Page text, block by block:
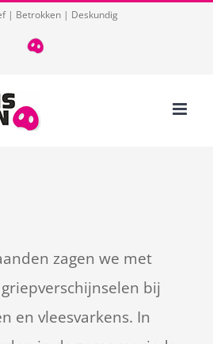
| Betrokken | Deskundig
T
085
zagen we met
bij
en vleesvarkens. In